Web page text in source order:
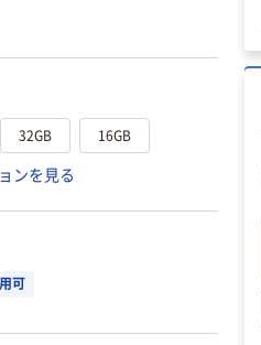
32GB 16GB
ンを見る
可